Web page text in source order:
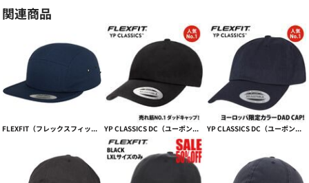
関連商品
FLEXFIT（フレックスフィット）ジュニアサイズ 51-55cm JOCKEY CAP【本体価格(税抜)￥2,490】 YP CLASSICS DC（ユーポンダッドキャップ）CLASSIC DAD CAP【本体価格(税抜)￥2,790】 YP CLASSICS DC（ユーポンダッドキャップ）EU限定カラー CLASSIC DAD CAP【本体価格(税抜)￥2,790】